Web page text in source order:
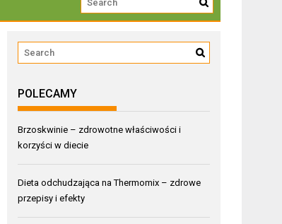
POLECAMY
Brzoskwinie – zdrowotne właściwości i
korzyści w diecie
Dieta odchudzająca na Thermomix – zdrowe
przepisy i efekty